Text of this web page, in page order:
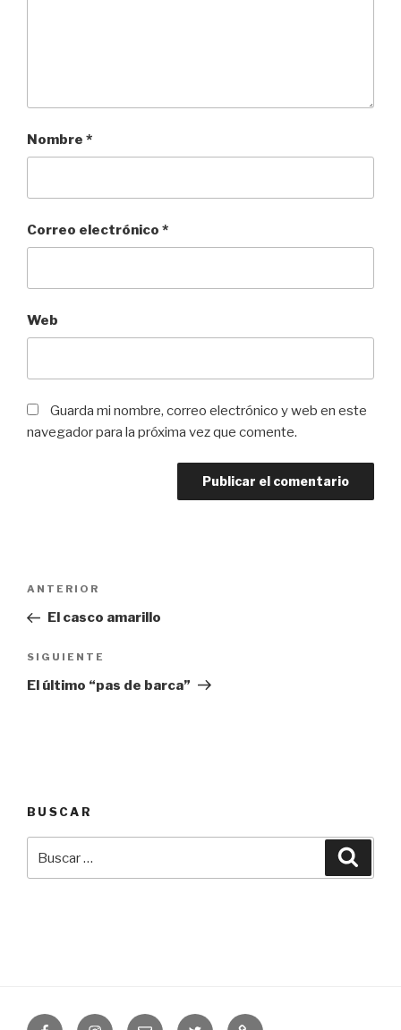
Nombre *
Correo electrónico *
Web
Guarda mi nombre, correo electrónico y web en este
navegador para la próxima vez que comente.
Navegación
entradas
Entrada
anterior:
ANTERIOR
El casco amarillo
Siguiente
entrada
SIGUIENTE
El último “pas de barca”
BUSCAR
FacebookInstagramCorreo TwitterAsesorías